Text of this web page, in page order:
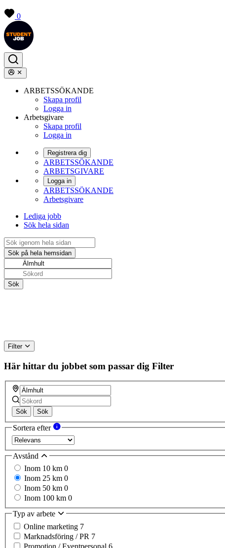
0
ARBETSSÖKANDE
Skapa profil
Logga in
Arbetsgivare
Skapa profil
Logga in
Registrera dig
ARBETSSÖKANDE
ARBETSGIVARE
Logga in
ARBETSSÖKANDE
Arbetsgivare
Lediga jobb
Sök hela sidan
Filter
Här hittar du jobbet som passar dig Filter
Sök Sök
Sortera efter
Avstånd
Inom 10 km 0
Inom 25 km 0
Inom 50 km 0
Inom 100 km 0
Typ av arbete
Online marketing 7
Marknadsföring / PR 7
Promotion / Eventpersonal 6